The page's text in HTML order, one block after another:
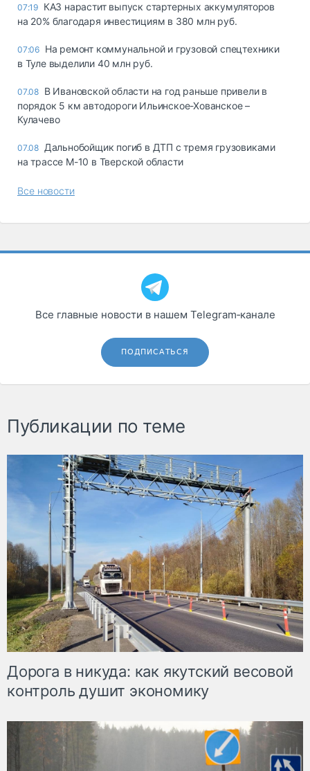
07:19 КАЗ нарастит выпуск стартерных аккумуляторов
на 20% благодаря инвестициям в 380 млн руб.
07:06 На ремонт коммунальной и грузовой спецтехники
в Туле выделили 40 млн руб.
07.08 В Ивановской области на год раньше привели в
порядок 5 км автодороги Ильинское-Хованское –
Кулачево
07.08 Дальнобойщик погиб в ДТП с тремя грузовиками
на трассе М-10 в Тверской области
Все новости
Все главные новости в нашем Telegram‑канале
ПОДПИСАТЬСЯ
Публикации по теме
Дорога в никуда: как якутский весовой
контроль душит экономику